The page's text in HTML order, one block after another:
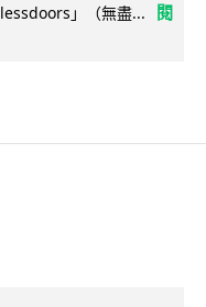
」（無盡...
閱